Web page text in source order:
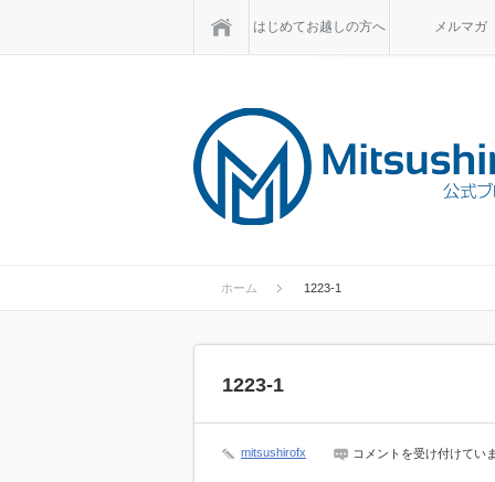
はじめてお越しの方へ メルマガ
ホーム 1223-1
1223-1
mitsushirofx
1223-
コメントを受け付けてい